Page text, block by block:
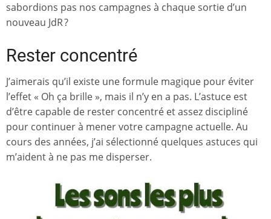
sabordions pas nos campagnes à chaque sortie d’un
nouveau JdR ?
Rester concentré
J’aimerais qu’il existe une formule magique pour éviter
l’effet « Oh ça brille », mais il n’y en a pas. L’astuce est
d’être capable de rester concentré et assez discipliné
pour continuer à mener votre campagne actuelle. Au
cours des années, j’ai sélectionné quelques astuces qui
m’aident à ne pas me disperser.